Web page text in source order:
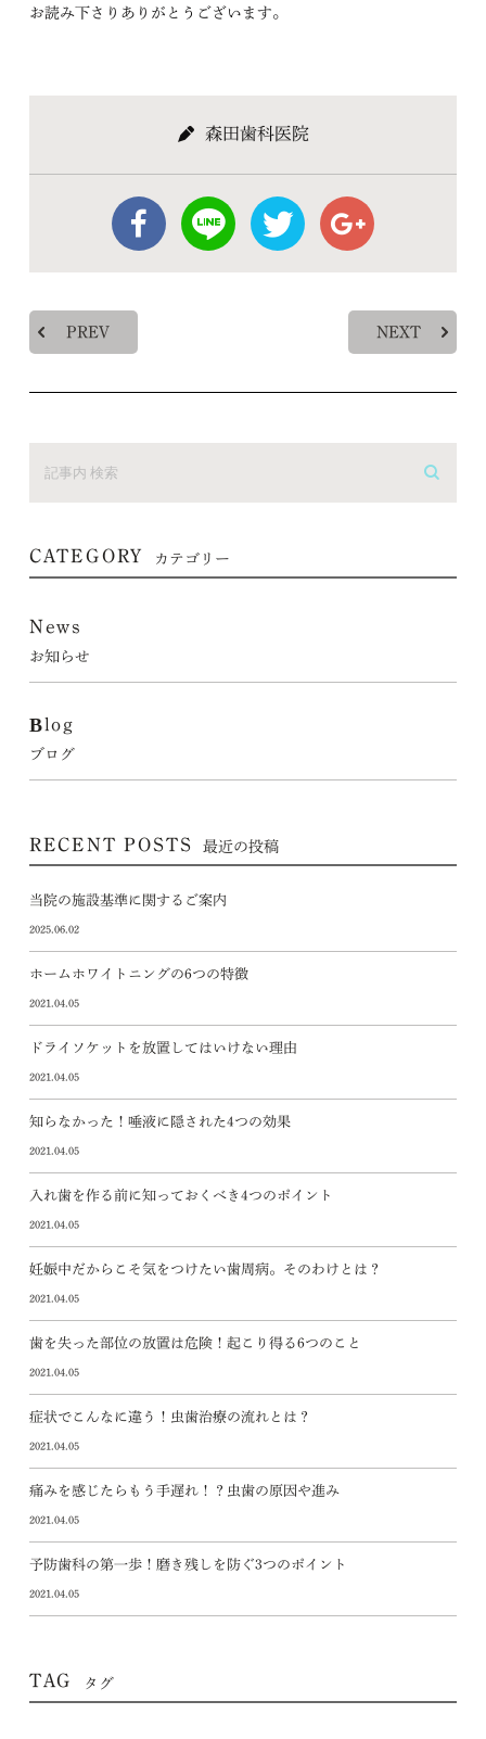
お読み下さりありがとうございます。
森田歯科医院
PREV NEXT
CATEGORY カテゴリー
News
お知らせ
Blog
ブログ
RECENT POSTS 最近の投稿
当院の施設基準に関するご案内
2025.06.02
ホームホワイトニングの6つの特徴
2021.04.05
ドライソケットを放置してはいけない理由
2021.04.05
知らなかった！唾液に隠された4つの効果
2021.04.05
入れ歯を作る前に知っておくべき4つのポイント
2021.04.05
妊娠中だからこそ気をつけたい歯周病。そのわけとは？
2021.04.05
歯を失った部位の放置は危険！起こり得る6つのこと
2021.04.05
症状でこんなに違う！虫歯治療の流れとは？
2021.04.05
痛みを感じたらもう手遅れ！？虫歯の原因や進み
2021.04.05
予防歯科の第一歩！磨き残しを防ぐ3つのポイント
2021.04.05
TAG タグ